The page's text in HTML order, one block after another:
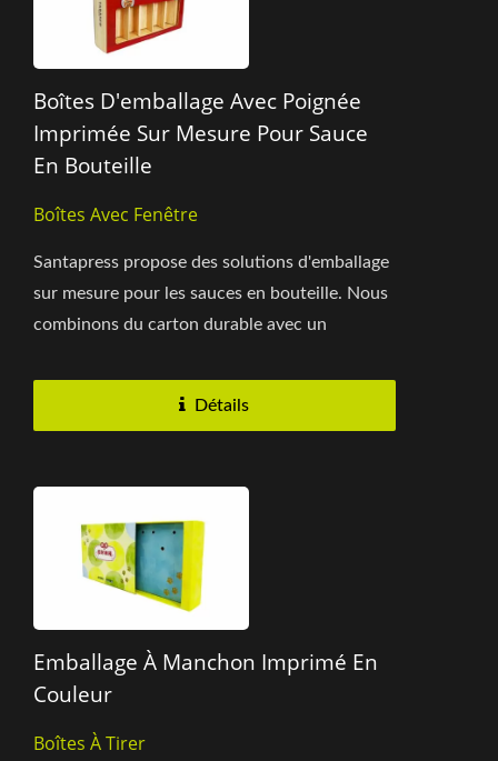
Boîtes D'emballage Avec Poignée
Imprimée Sur Mesure Pour Sauce
En Bouteille
Boîtes Avec Fenêtre
Santapress propose des solutions d'emballage
sur mesure pour les sauces en bouteille. Nous
combinons du carton durable avec un
Détails
Emballage À Manchon Imprimé En
Couleur
Boîtes À Tirer